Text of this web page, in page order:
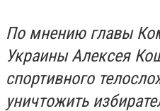
По мнению главы
Украины Алексея
спортивного
уничтожить